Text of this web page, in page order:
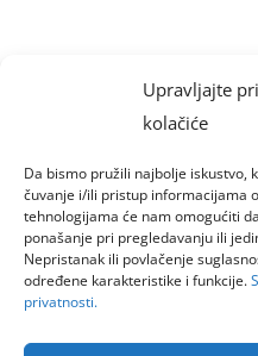
Upravljajte
kolačiće
Da bismo pružili najbolje iskustvo,
čuvanje i/ili pristup informacijama
tehnologijama će nam omogućiti
ponašanje pri pregledavanju ili
Nepristanak ili povlačenje
određene karakteristike i funkcije.
privatnosti.